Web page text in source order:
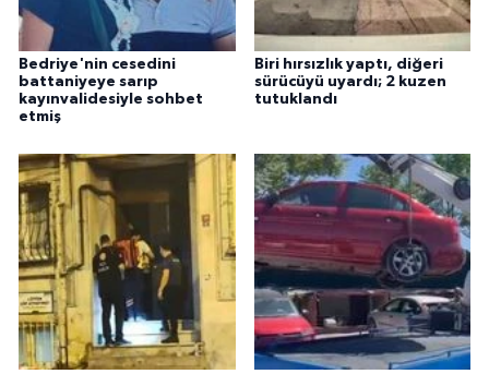
Bedriye'nin cesedini
battaniyeye sarıp
kayınvalidesiyle sohbet
etmiş
Biri hırsızlık yaptı, diğeri
sürücüyü uyardı; 2 kuzen
tutuklandı